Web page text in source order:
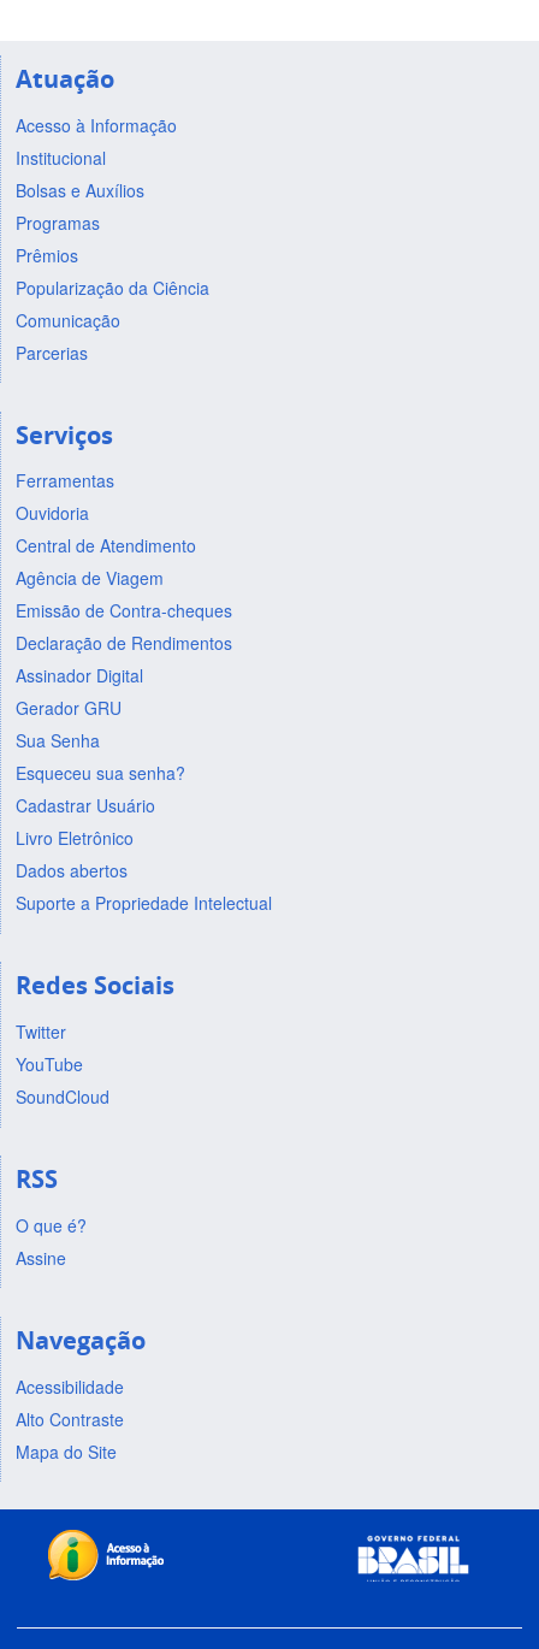
Atuação
Acesso à Informação
Institucional
Bolsas e Auxílios
Programas
Prêmios
Popularização da Ciência
Comunicação
Parcerias
Serviços
Ferramentas
Ouvidoria
Central de Atendimento
Agência de Viagem
Emissão de Contra-cheques
Declaração de Rendimentos
Assinador Digital
Gerador GRU
Sua Senha
Esqueceu sua senha?
Cadastrar Usuário
Livro Eletrônico
Dados abertos
Suporte a Propriedade Intelectual
Redes Sociais
Twitter
YouTube
SoundCloud
RSS
O que é?
Assine
Navegação
Acessibilidade
Alto Contraste
Mapa do Site